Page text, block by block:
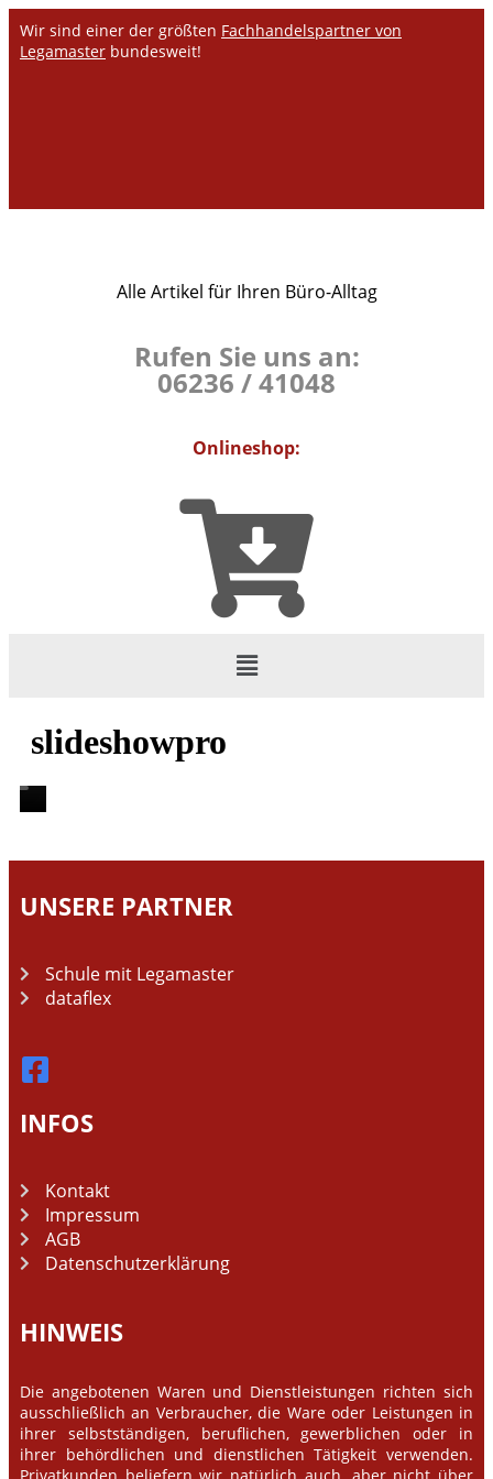
Wir sind einer der größten Fachhandelspartner von
Legamaster bundesweit!
Alle Artikel für Ihren Büro-Alltag
Rufen Sie uns an:
06236 / 41048
Onlineshop:
slideshowpro
UNSERE PARTNER
Schule mit Legamaster
dataflex
INFOS
Kontakt
Impressum
AGB
Datenschutzerklärung
HINWEIS
Die angebotenen Waren und Dienstleistungen richten sich
ausschließlich an Verbraucher, die Ware oder Leistungen in
ihrer selbstständigen, beruflichen, gewerblichen oder in
ihrer behördlichen und dienstlichen Tätigkeit verwenden.